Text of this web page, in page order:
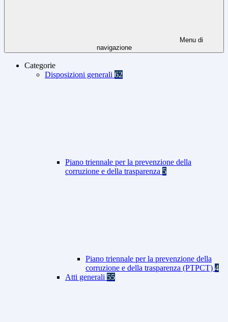
Menu di
navigazione
Categorie
Disposizioni generali 62
Piano triennale per la prevenzione della
corruzione e della trasparenza 5
Piano triennale per la prevenzione della
corruzione e della trasparenza (PTPCT) 4
Atti generali 55